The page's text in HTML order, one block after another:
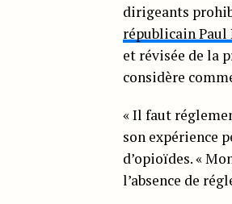
dirigeants
républicain Paul
et révisée de la
considère
« Il faut
son expérience
d’opioïdes. «
l’absence de